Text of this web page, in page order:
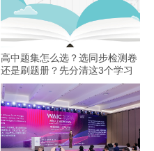
高中题集怎么选？选同步检测卷
还是刷题册？先分清这3个学习
场景